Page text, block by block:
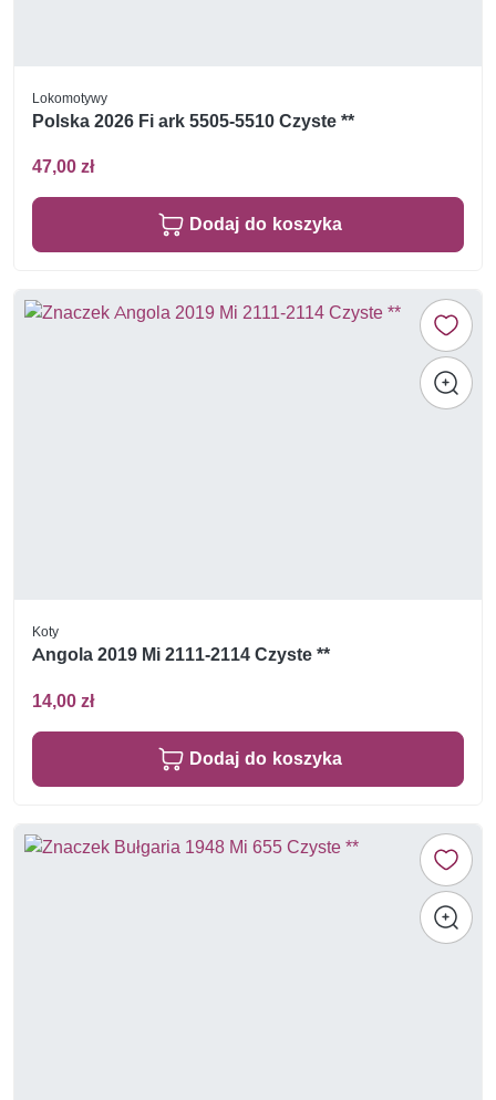
Lokomotywy
Polska 2026 Fi ark 5505-5510 Czyste **
47,00 zł
Dodaj do koszyka
Koty
Angola 2019 Mi 2111-2114 Czyste **
14,00 zł
Dodaj do koszyka